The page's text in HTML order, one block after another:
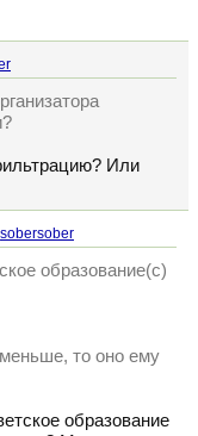
Или
sobersober
образование(с)
то оно ему
образование